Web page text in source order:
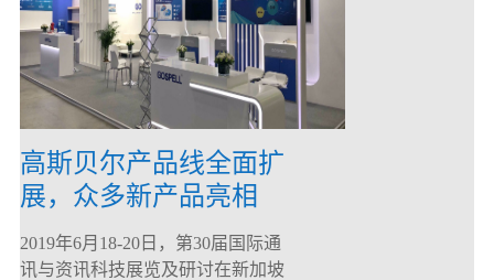
高斯贝尔产品线全面扩
展，众多新产品亮相
CommunicAsia 2019
2019年6月18-20日，第30届国际通
讯与资讯科技展览及研讨在新加坡